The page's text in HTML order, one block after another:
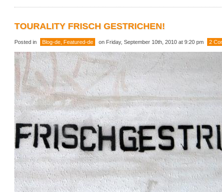
TOURALITY FRISCH GESTRICHEN!
Posted in Blog-de Featured-de on Friday, September 10th, 2010 at 9:20 pm 2